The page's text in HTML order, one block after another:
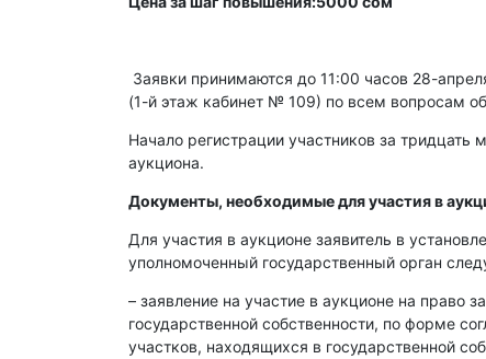
Заявки принимаются до 11:00 часов 28-
(1-й этаж кабинет № 109) по всем вопросам
Начало регистрации участников за тридцать
аукциона.
Документы, необходимые для участия в
Для участия в аукционе заявитель в
уполномоченный государственный орган
– заявление на участие в аукционе на право
государственной собственности, по форме
участков, находящихся в государственной